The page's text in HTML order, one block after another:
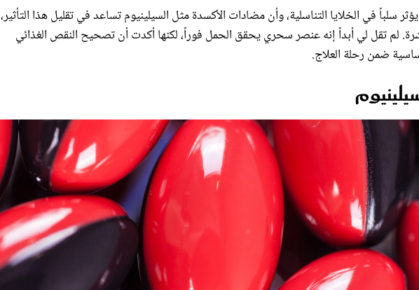
سلباً في الخلايا التناسلية، وأن مضادات الأكسدة مثل السيلينيوم تساعد في تقليل هذا التأثير،
لم تقل لي أبداً إنه عنصر سحري يحقق الحمل فوراً، لكنها أكدت أن تصحيح النقص الغذائي
ضمن رحلة العلاج.